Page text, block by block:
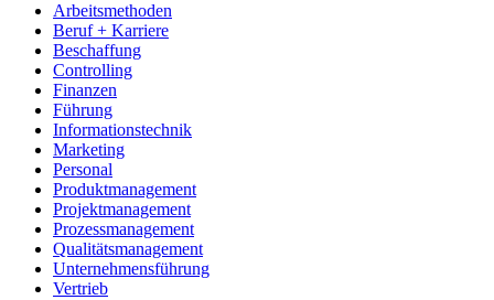
Arbeitsmethoden
Beruf + Karriere
Beschaffung
Controlling
Finanzen
Führung
Informationstechnik
Marketing
Personal
Produktmanagement
Projektmanagement
Prozessmanagement
Qualitätsmanagement
Unternehmensführung
Vertrieb